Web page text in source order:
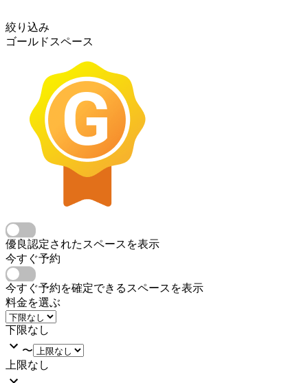
絞り込み
ゴールドスペース
優良認定されたスペースを表示
今すぐ予約
今すぐ予約を確定できるスペースを表示
料金を選ぶ
下限なし
〜
上限なし